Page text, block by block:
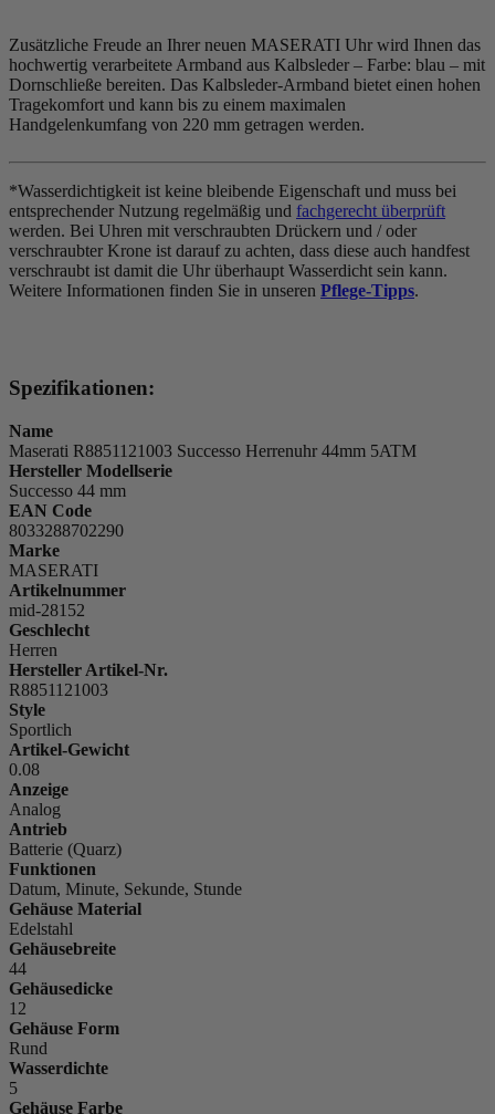
Zusätzliche Freude an Ihrer neuen MASERATI Uhr wird Ihnen das
hochwertig verarbeitete Armband aus Kalbsleder – Farbe: blau – mit
Dornschließe bereiten. Das Kalbsleder-Armband bietet einen hohen
Tragekomfort und kann bis zu einem maximalen
Handgelenkumfang von 220 mm getragen werden.
*Wasserdichtigkeit ist keine bleibende Eigenschaft und muss bei
entsprechender Nutzung regelmäßig und fachgerecht überprüft
werden. Bei Uhren mit verschraubten Drückern und / oder
verschraubter Krone ist darauf zu achten, dass diese auch handfest
verschraubt ist damit die Uhr überhaupt Wasserdicht sein kann.
Weitere Informationen finden Sie in unseren Pflege-Tipps.
Spezifikationen:
Name
Maserati R8851121003 Successo Herrenuhr 44mm 5ATM
Hersteller Modellserie
Successo 44 mm
EAN Code
8033288702290
Marke
MASERATI
Artikelnummer
mid-28152
Geschlecht
Herren
Hersteller Artikel-Nr.
R8851121003
Style
Sportlich
Artikel-Gewicht
0.08
Anzeige
Analog
Antrieb
Batterie (Quarz)
Funktionen
Datum, Minute, Sekunde, Stunde
Gehäuse Material
Edelstahl
Gehäusebreite
44
Gehäusedicke
12
Gehäuse Form
Rund
Wasserdichte
5
Gehäuse Farbe